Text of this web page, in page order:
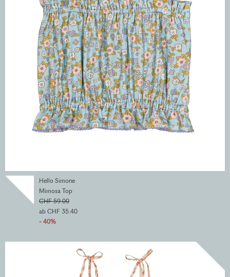
Hello Simone
Mimosa Top
CHF 59.00
ab CHF 35.40
- 40%